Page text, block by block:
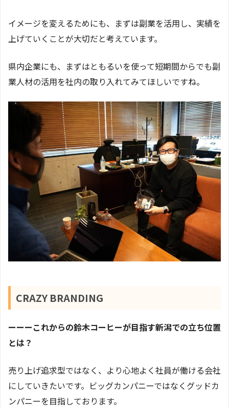
イメージを変えるためにも、まずは副業を活用し、実績を
上げていくことが大切だと考えています。
県内企業にも、まずはともるいを使って短期間からでも副
業人材の活用を社内の取り入れてみてほしいですね。
CRAZY BRANDING
ーーーこれからの鈴木コーヒーが目指す新潟での立ち位置
とは？
売り上げ追求型ではなく、より心地よく社員が働ける会社
にしていきたいです。ビッグカンパニーではなくグッドカ
ンパニーを目指しております。